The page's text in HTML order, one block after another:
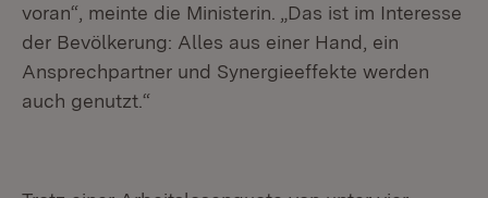
voran“, meinte die Ministerin. „Das ist im Interesse
der Bevölkerung: Alles aus einer Hand, ein
Ansprechpartner und Synergieeffekte werden
auch genutzt.“